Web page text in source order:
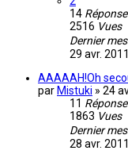
14
2516 Vues
Dernier
29 avr.
AAAAAH!Oh
par Mistuki » 24
11
1863 Vues
Dernier
28 avr.